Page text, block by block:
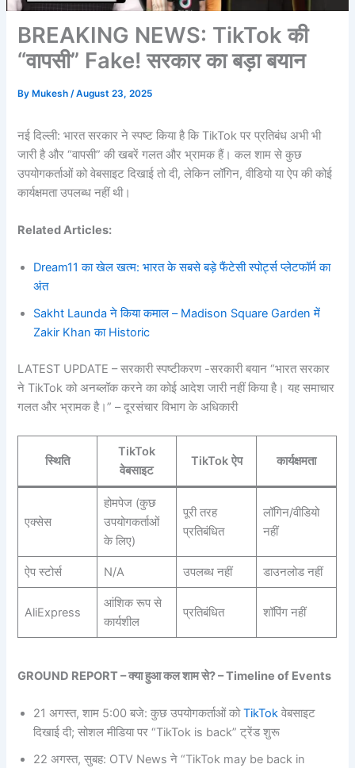
BREAKING NEWS: TikTok की
“वापसी” Fake! सरकार का बड़ा बयान
By Mukesh/August 23, 2025
नई दिल्ली: भारत सरकार ने स्पष्ट किया है कि TikTok पर प्रतिबंध अभी भी
जारी है और “वापसी” की खबरें गलत और भ्रामक हैं। कल शाम से कुछ
उपयोगकर्ताओं को वेबसाइट दिखाई तो दी, लेकिन लॉगिन, वीडियो या ऐप की कोई
कार्यक्षमता उपलब्ध नहीं थी।
Related Articles:
Dream11 का खेल खत्म: भारत के सबसे बड़े फैंटेसी स्पोर्ट्स प्लेटफॉर्म का
अंत
Sakht Launda ने किया कमाल – Madison Square Garden में
Zakir Khan का Historic
LATEST UPDATE – सरकारी स्पष्टीकरण -सरकारी बयान “भारत सरकार
ने TikTok को अनब्लॉक करने का कोई आदेश जारी नहीं किया है। यह समाचार
गलत और भ्रामक है।” – दूरसंचार विभाग के अधिकारी
स्थिति
TikTok
वेबसाइट
TikTok ऐप कार्यक्षमता
एक्सेस
होमपेज (कुछ
उपयोगकर्ताओं
के लिए)
पूरी तरह
प्रतिबंधित
लॉगिन/वीडियो
नहीं
ऐप स्टोर्स N/A उपलब्ध नहीं डाउनलोड नहीं
AliExpress
आंशिक रूप से
कार्यशील
प्रतिबंधित शॉपिंग नहीं
GROUND REPORT – क्या हुआ कल शाम से? – Timeline of Events
21 अगस्त, शाम 5:00 बजे: कुछ उपयोगकर्ताओं कोTikTokवेबसाइट
दिखाई दी; सोशल मीडिया पर “TikTok is back” ट्रेंड शुरू
22 अगस्त, सुबह: OTV News ने “TikTok may be back in